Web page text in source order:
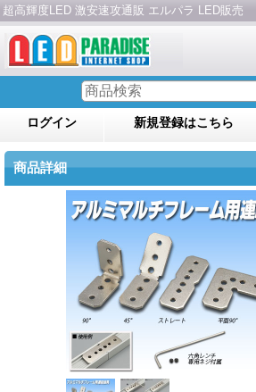
超高輝度LED 激安速攻通販 エルパラ LED販売
ログイン 新規登録はこちら
商品詳細